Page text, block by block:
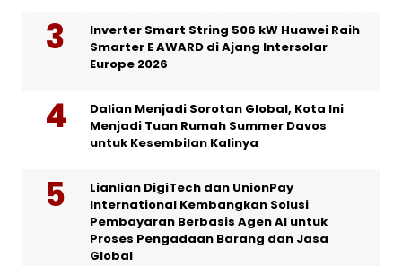
Inverter Smart String 506 kW Huawei Raih
Smarter E AWARD di Ajang Intersolar
Europe 2026
Dalian Menjadi Sorotan Global, Kota Ini
Menjadi Tuan Rumah Summer Davos
untuk Kesembilan Kalinya
Lianlian DigiTech dan UnionPay
International Kembangkan Solusi
Pembayaran Berbasis Agen AI untuk
Proses Pengadaan Barang dan Jasa
Global